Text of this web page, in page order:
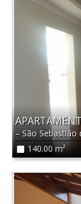
– São Sebastião
140.00 m²